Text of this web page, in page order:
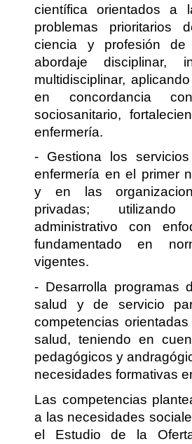
científica orientados a
problemas prioritarios
ciencia y profesión de
abordaje disciplinar,
multidisciplinar,
en concordancia
sociosanitario,
enfermería.
- Gestiona los
enfermería en el primer
y en las
privadas;
administrativo con
fundamentado en
vigentes.
- Desarrolla programas
salud y de servicio
competencias
salud, teniendo en
pedagógicos y
necesidades formativas
Las competencias
a las necesidades
el Estudio de la